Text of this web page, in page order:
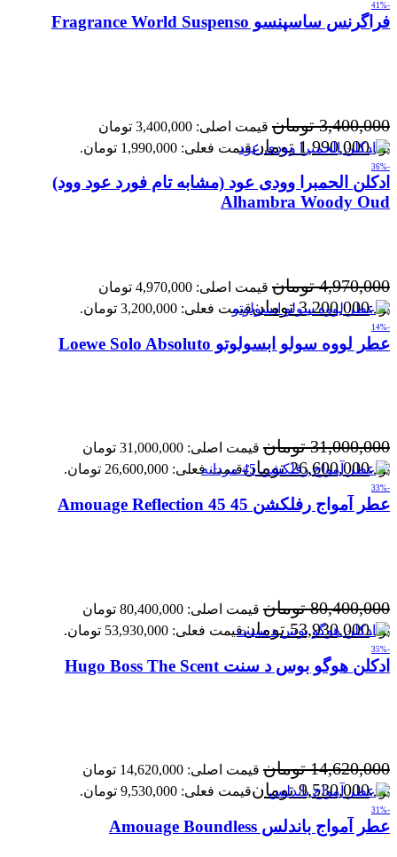
-41%
فراگرنس ساسپنسو Fragrance World Suspenso
3,400,000 تومان
قیمت اصلی: 3,400,000 تومان
بود.1,990,000 تومانقیمت فعلی: 1,990,000 تومان.
-36%
ادکلن الحمبرا وودی عود (مشابه تام فورد عود وود)
Alhambra Woody Oud
4,970,000 تومان
قیمت اصلی: 4,970,000 تومان
بود.3,200,000 تومانقیمت فعلی: 3,200,000 تومان.
-14%
عطر لووه سولو ابسولوتو Loewe Solo Absoluto
31,000,000 تومان
قیمت اصلی: 31,000,000 تومان
بود.26,600,000 تومانقیمت فعلی: 26,600,000 تومان.
-33%
عطر آمواج رفلکشن 45 Amouage Reflection 45
80,400,000 تومان
قیمت اصلی: 80,400,000 تومان
بود.53,930,000 تومانقیمت فعلی: 53,930,000 تومان.
-35%
ادکلن هوگو بوس د سنت Hugo Boss The Scent
14,620,000 تومان
قیمت اصلی: 14,620,000 تومان
بود.9,530,000 تومانقیمت فعلی: 9,530,000 تومان.
-31%
عطر آمواج باندلس Amouage Boundless